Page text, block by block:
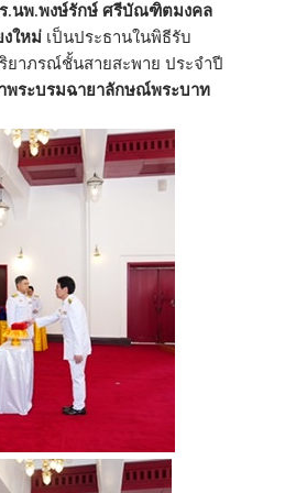
.นพ.พงษ์รักษ์ ศรีบัณฑิตมงคล
ใหม่ เป็นประธานในพิธีรับ
ยาภรณ์ชั้นสายสะพาย ประจำปี
พระบรมฉายาลักษณ์พระบาท